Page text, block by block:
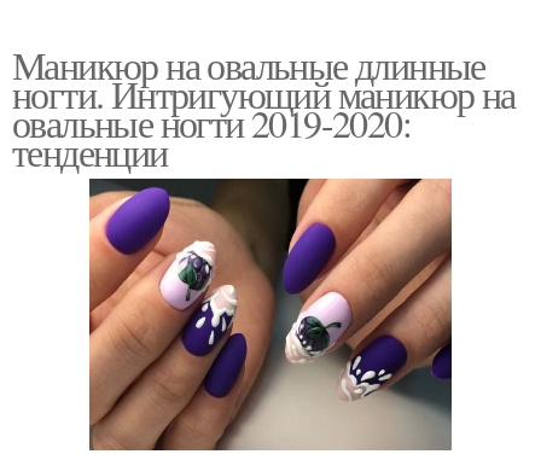
Маникюр на овальные длинные
ногти. Интригующий маникюр на
овальные ногти 2019-2020:
тенденции